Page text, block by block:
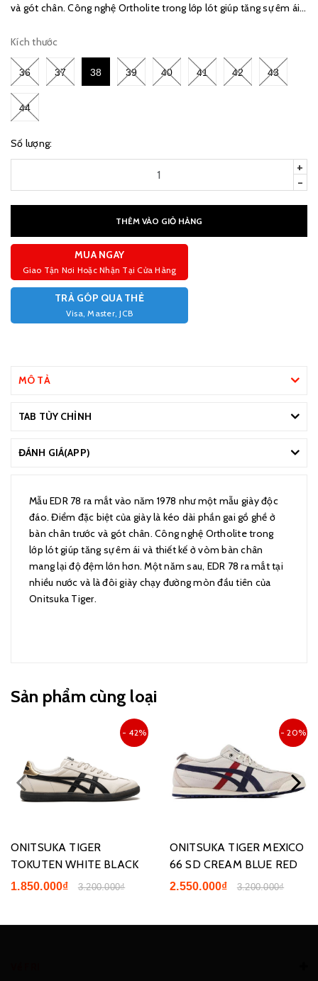
và gót chân. Công nghệ Ortholite trong lớp lót giúp tăng sự êm ái
Kích thước
36 37 38 39 40 41 42 43
44
Số lượng:
+
-
THÊM VÀO GIỎ HÀNG
MUA NGAY
Giao Tận Nơi Hoặc Nhận Tại Cửa Hàng
TRẢ GÓP QUA THẺ
Visa, Master, JCB
MÔ TẢ
TAB TÙY CHỈNH
ĐÁNH GIÁ(APP)
Mẫu EDR 78 ra mắt vào năm 1978 như một mẫu giày độc
đáo. Điểm đặc biệt của giày là kéo dài phần gai gồ ghề ở
bàn chân trước và gót chân. Công nghệ Ortholite trong
lớp lót giúp tăng sự êm ái và thiết kế ở vòm bàn chân
mang lại độ đệm lớn hơn. Một năm sau, EDR 78 ra mắt tại
nhiều nước và là đôi giày chạy đường mòn đầu tiên của
Onitsuka Tiger.
Sản phẩm cùng loại
- 42%
ONITSUKA TIGER
TOKUTEN WHITE BLACK
1.850.000₫ 3.200.000₫
- 20%
ONITSUKA TIGER MEXICO
66 SD CREAM BLUE RED
2.550.000₫ 3.200.000₫